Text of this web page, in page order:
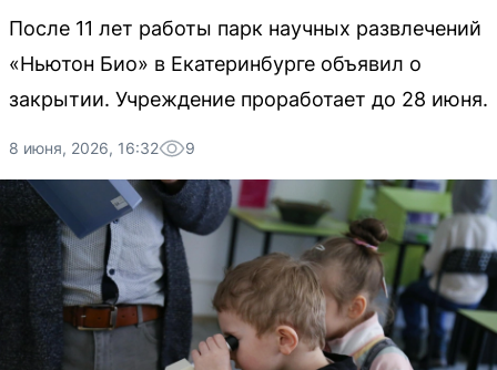
После 11 лет работы парк научных развлечений
«Ньютон Био» в Екатеринбурге объявил о
закрытии. Учреждение проработает до 28 июня.
8 июня, 2026, 16:32 9